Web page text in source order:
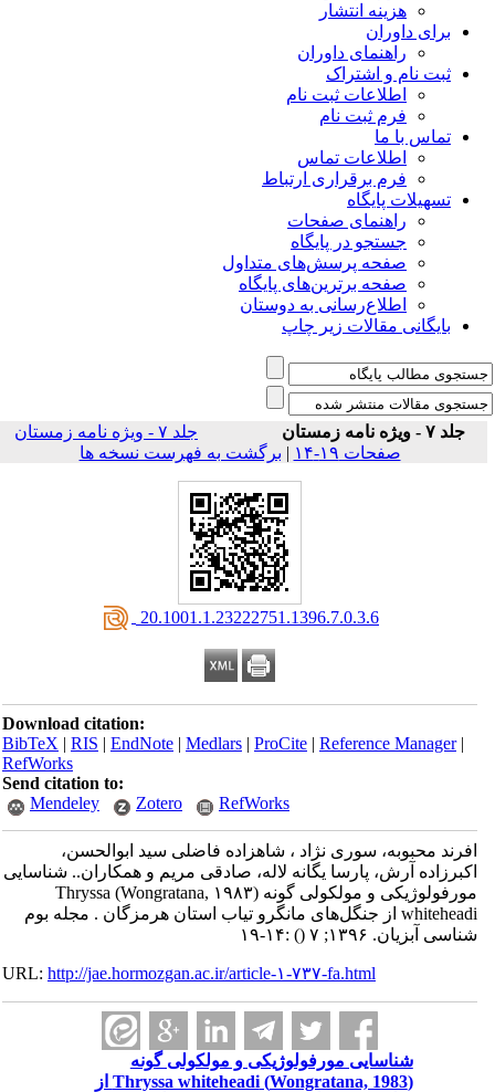
هزینه انتشار
برای داوران
راهنمای داوران
ثبت نام و اشتراک
اطلاعات ثبت نام
فرم ثبت نام
تماس با ما
اطلاعات تماس
فرم برقراری ارتباط
تسهیلات پایگاه
راهنمای صفحات
جستجو در پایگاه
صفحه پرسش‌های متداول
صفحه برترین‌های پایگاه
اطلاع‌رسانی به دوستان
بایگانی مقالات زیر چاپ
جلد ۷ - ویژه نامه زمستان
جلد ۷ - ویژه نامه زمستان
صفحات ۱۹-۱۴
| برگشت به فهرست نسخه ها
‎ 20.1001.1.23222751.1396.7.0.3.6
Download citation:
BibTeX|RIS|EndNote|Medlars|ProCite|Reference Manager
RefWorks
Send citation to:
Mendeley
Zotero RefWorks
افرند محبوبه، سوری نژاد ، شاهزاده فاضلی سید ابوالحسن،
اکبرزاده آرش، پارسا یگانه لاله، صادقی مریم و همکاران.. شناسایی
مورفولوژیکی و مولکولی گونه (Wongratana, ۱۹۸۳) Thryssa
whiteheadi از جنگل‌های مانگرو تیاب استان هرمزگان . مجله بوم
شناسی آبزیان. ۱۳۹۶; ۷
() :۱۴-۱۹
URL:http://jae.hormozgan.ac.ir/article-۱-۷۳۷-fa.html
شناسایی مورفولوژیکی و مولکولی گونه
(Wongratana, 1983) Thryssa whiteheadi از